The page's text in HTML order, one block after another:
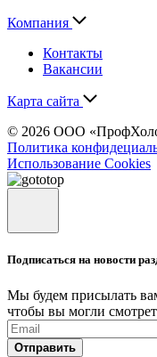
Компания
Контакты
Вакансии
Карта сайта
© 2026 ООО
Политика
Использование Cookies
Подписаться на новости
Мы будем присылать
чтобы вы могли
Отправить